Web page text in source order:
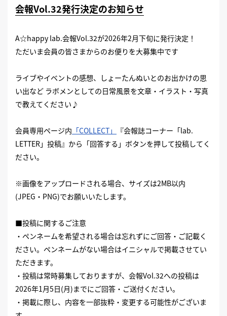
会報Vol.32発行決定のお知らせ
A☆happy lab.会報Vol.32が2026年2月下旬に発行決定！
ただいま会員の皆さまからのお便りを大募集中です
ライブやイベントの感想、しょーたんぬいとのお出かけの思
い出など ラボメンとしての日常風景を文章・イラスト・写真
で教えてください♪
会員専用ページ内 「COLLECT」
『会報誌コーナー「lab.
LETTER」投稿』から「回答する」ボタンを押して投稿してく
ださい。
※画像をアップロードされる場合、サイズは2MB以内
(JPEG・PNG)でお願いいたします。
■投稿に関するご注意
・ペンネームを希望される場合は忘れずにご回答・ご記載く
ださい。ペンネームがない場合はイニシャルで掲載させてい
ただきます。
・投稿は常時募集しておりますが、会報Vol.32への投稿は
2026年1月5日(月)までにご回答・ご送付ください。
・掲載に際し、内容を一部抜粋・変更する可能性がございま